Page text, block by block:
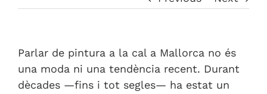
Parlar de pintura a la cal a Mallorca no és
una moda ni una tendència recent. Durant
dècades —fins i tot segles— ha estat un